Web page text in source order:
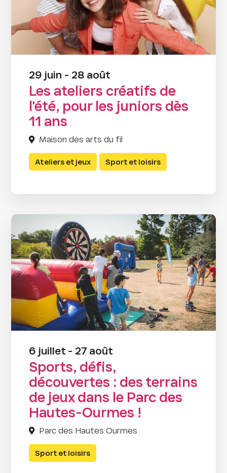
29 juin - 28 août
Les ateliers créatifs de
l'été, pour les juniors dès
11 ans
Maison des arts du fil
Ateliers et jeux Sport et loisirs
6 juillet - 27 août
Sports, défis,
découvertes : des terrains
de jeux dans le Parc des
Hautes-Ourmes !
Parc des Hautes Ourmes
Sport et loisirs